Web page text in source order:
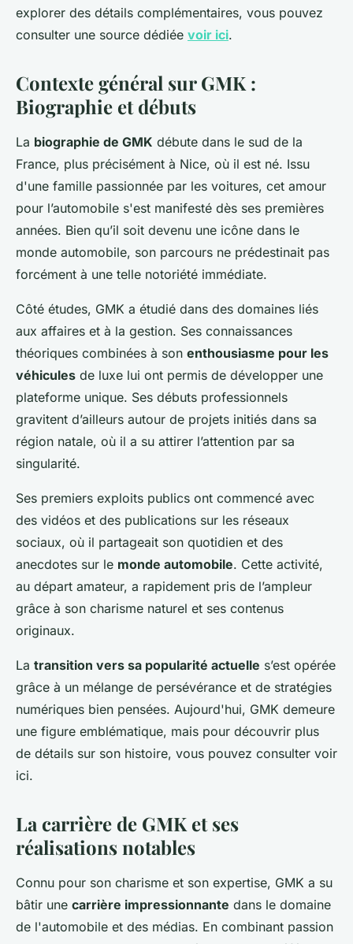
explorer des détails complémentaires, vous pouvez
consulter une source dédiée voir ici.
Contexte général sur GMK :
Biographie et débuts
La biographie de GMK débute dans le sud de la
France, plus précisément à Nice, où il est né. Issu
d'une famille passionnée par les voitures, cet amour
pour l’automobile s'est manifesté dès ses premières
années. Bien qu’il soit devenu une icône dans le
monde automobile, son parcours ne prédestinait pas
forcément à une telle notoriété immédiate.
Côté études, GMK a étudié dans des domaines liés
aux affaires et à la gestion. Ses connaissances
théoriques combinées à son enthousiasme pour les
véhicules de luxe lui ont permis de développer une
plateforme unique. Ses débuts professionnels
gravitent d’ailleurs autour de projets initiés dans sa
région natale, où il a su attirer l’attention par sa
singularité.
Ses premiers exploits publics ont commencé avec
des vidéos et des publications sur les réseaux
sociaux, où il partageait son quotidien et des
anecdotes sur le monde automobile. Cette activité,
au départ amateur, a rapidement pris de l’ampleur
grâce à son charisme naturel et ses contenus
originaux.
La transition vers sa popularité actuelle s’est opérée
grâce à un mélange de persévérance et de stratégies
numériques bien pensées. Aujourd'hui, GMK demeure
une figure emblématique, mais pour découvrir plus
de détails sur son histoire, vous pouvez consulter voir
ici.
La carrière de GMK et ses
réalisations notables
Connu pour son charisme et son expertise, GMK a su
bâtir une carrière impressionnante dans le domaine
de l'automobile et des médias. En combinant passion